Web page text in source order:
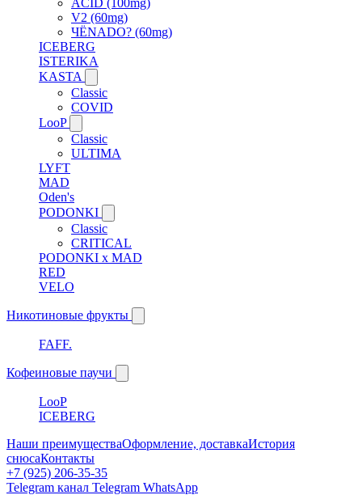
V2 (60mg)
ЧЁNADO? (60mg)
ICEBERG
ISTERIKA
KASTA
Classic
COVID
LooP
Classic
ULTIMA
LYFT
MAD
Oden's
PODONKI
Classic
CRITICAL
PODONKI x MAD
RED
VELO
Никотиновые фрукты
FAFF.
Кофеиновые паучи
LooP
ICEBERG
Наши преимуществаОформление, доставкаИстория
снюсаКонтакты
+7 (925) 206-35-35
Telegram канал Telegram WhatsApp